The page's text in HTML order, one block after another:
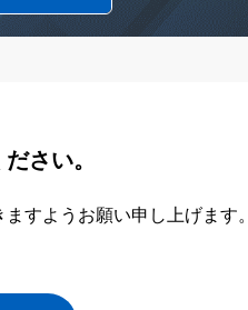
さい。
すようお願い申し上げます。